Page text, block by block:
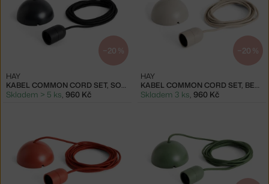
−20 %
KABEL COMMON CORD SET, SOFT BLACK
HAY
Skladem > 5 ks, 960 Kč
−20 %
KABEL COMMON CORD SET, BETON GREY
HAY
Skladem 3 ks, 960 Kč